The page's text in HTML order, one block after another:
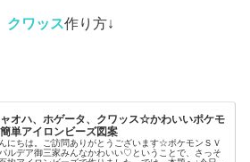
クワッス作り方↓
オハ、ホゲータ、クワッス☆かわいいポケモ
単アイロンビーズ図案
にちは。ご訪問ありがとうございます☆ポケモンＳＶ
ルデア御三家みんなかわいい♡ということで、さっそ